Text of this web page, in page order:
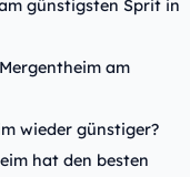
günstigsten Sprit in
am
wieder günstiger?
hat den besten